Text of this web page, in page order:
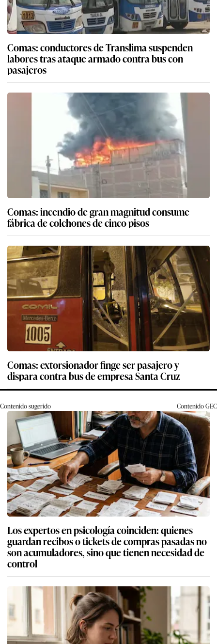
Comas: conductores de Translima suspenden
labores tras ataque armado contra bus con
pasajeros
Comas: incendio de gran magnitud consume
fábrica de colchones de cinco pisos
Comas: extorsionador finge ser pasajero y
dispara contra bus de empresa Santa Cruz
Contenido sugerido ContenidoGEC
Los expertos en psicología coinciden: quienes
guardan recibos o tickets de compras pasadas no
son acumuladores, sino que tienen necesidad de
control